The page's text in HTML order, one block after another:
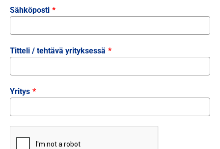
Sähköposti *
Titteli / tehtävä yrityksessä *
Yritys *